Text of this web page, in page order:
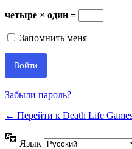
четыре × один =
Запомнить меня
Забыли пароль?
← Перейти к Death Life
Язык